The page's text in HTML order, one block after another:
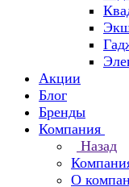
Акции
Блог
Бренды
Компания
Назад
О